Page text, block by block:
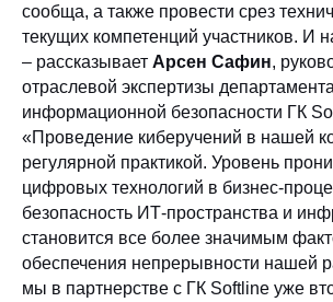
сообща, а также провести срез
текущих компетенций участников. И
– рассказывает Арсен Сафин,
отраслевой экспертизы департамента
информационной безопасности ГК
«Проведение киберучений в нашей
регулярной практикой. Уровень
цифровых технологий в бизнес-
безопасность ИТ-пространства и
становится все более значимым
обеспечения непрерывности нашей
мы в партнерстве с ГК Softline уже